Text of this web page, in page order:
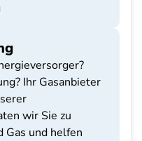
Ihr Gasanbieter
wir Sie zu
Gas und helfen